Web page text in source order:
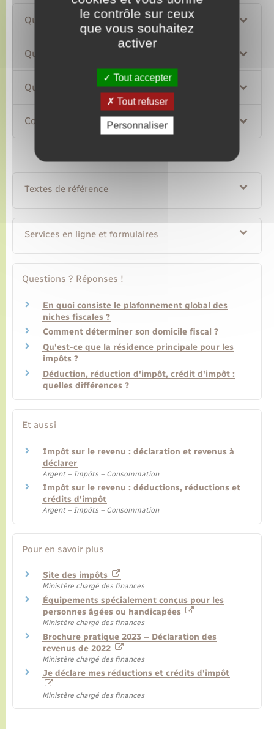
Quelles sont les conditions à remplir ?
Quels sont les travaux concernés ?
Quel est le montant du crédit d'impôt ?
Comment déclarer ?
Textes de référence
Services en ligne et formulaires
Questions ? Réponses !
En quoi consiste le plafonnement global des
niches fiscales ?
Comment déterminer son domicile fiscal ?
Qu'est-ce que la résidence principale pour les
impôts ?
Déduction, réduction d'impôt, crédit d'impôt :
quelles différences ?
Et aussi
Impôt sur le revenu : déclaration et revenus à
déclarer
Argent – Impôts – Consommation
Impôt sur le revenu : déductions, réductions et
crédits d'impôt
Argent – Impôts – Consommation
Pour en savoir plus
Site des impôts
Ministère chargé des finances
Équipements spécialement conçus pour les
personnes âgées ou handicapées
Ministère chargé des finances
Brochure pratique 2023 – Déclaration des
revenus de 2022
Ministère chargé des finances
Je déclare mes réductions et crédits d'impôt
Ministère chargé des finances
le contrôle sur ceux
que vous souhaitez
activer
Tout accepter
Tout refuser
Personnaliser